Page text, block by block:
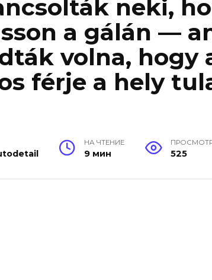
neki,
a gálán —
volna, hogy
férje a hely
НА ЧТЕНИЕ
9 мин 525